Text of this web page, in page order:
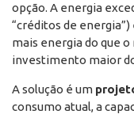
opção. A energia
“créditos de
mais energia do que
investimento maior
A solução é um
consumo atual, a